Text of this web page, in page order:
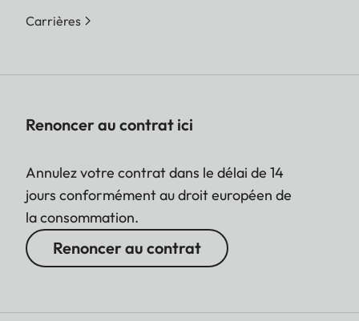
Carrières
Renoncer au contrat ici
Annulez votre contrat dans le délai de 14
jours conformément au droit européen de
la consommation.
Renoncer au contrat